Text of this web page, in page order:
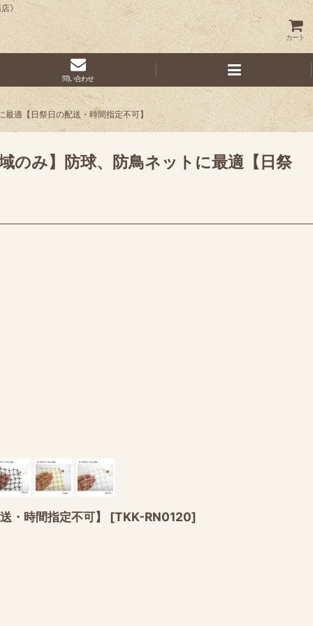
》
カート
問い合わせ
最適【日祭日の配送・時間指定不可】
み】防球、防鳥ネットに最適【日祭
時間指定不可】 [TKK-RN0120]